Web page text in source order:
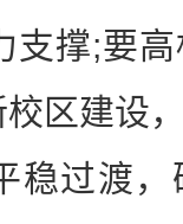
支撑;要
区建设
稳过渡